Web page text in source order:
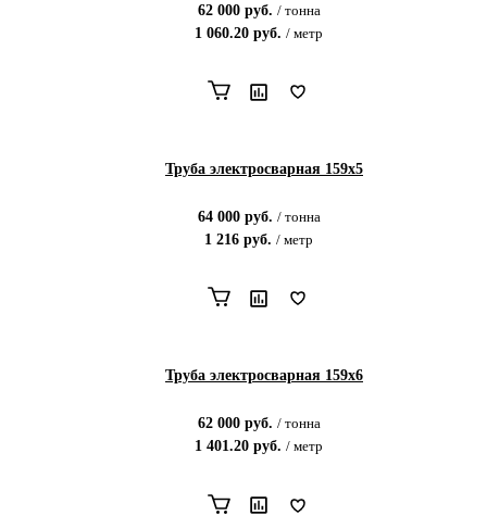
62 000руб. / тонна
1 060.20 руб. / метр
Труба электросварная 159х5
64 000руб. / тонна
1 216 руб. / метр
Труба электросварная 159х6
62 000руб. / тонна
1 401.20 руб. / метр